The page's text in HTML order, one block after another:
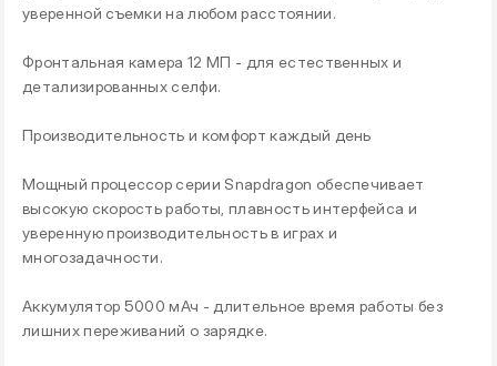
уверенной съемки на любом расстоянии.
Фронтальная камера 12 МП - для естественных и
детализированных селфи.
Производительность и комфорт каждый день
Мощный процессор серии Snapdragon обеспечивает
высокую скорость работы, плавность интерфейса и
уверенную производительность в играх и
многозадачности.
Аккумулятор 5000 мАч - длительное время работы без
лишних переживаний о зарядке.